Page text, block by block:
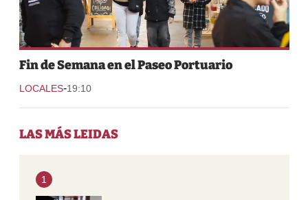
Fin de Semana en el Paseo Portuario
LOCALES-19:10
LAS MÁS LEIDAS
1